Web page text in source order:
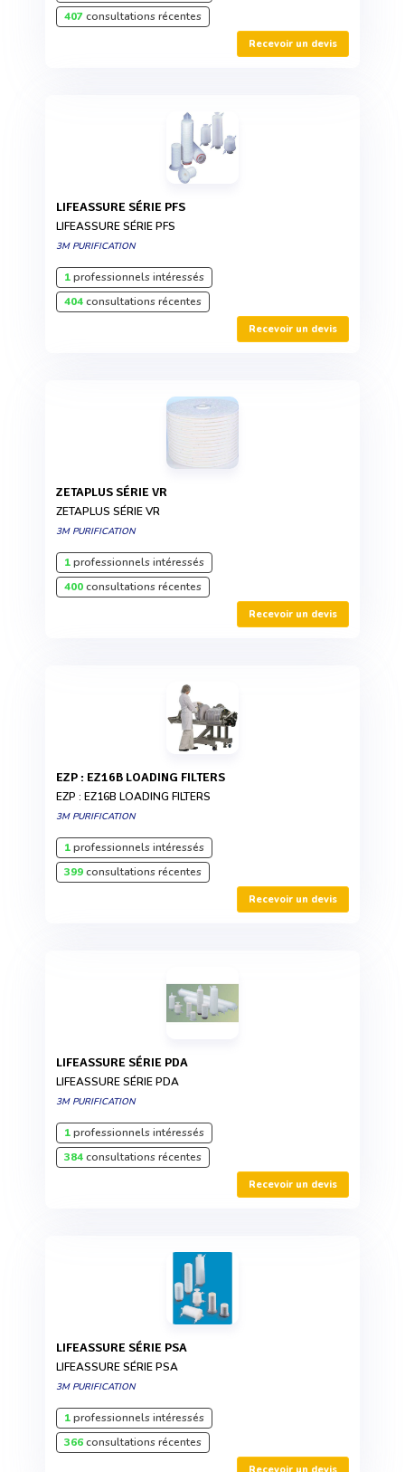
407consultations récentes
Recevoir un devis
LIFEASSURE SÉRIE PFS
LIFEASSURE SÉRIE PFS
3M PURIFICATION
1professionnels intéressés
404consultations récentes
Recevoir un devis
ZETAPLUS SÉRIE VR
ZETAPLUS SÉRIE VR
3M PURIFICATION
1professionnels intéressés
400consultations récentes
Recevoir un devis
EZP : EZ16B LOADING FILTERS
EZP : EZ16B LOADING FILTERS
3M PURIFICATION
1professionnels intéressés
399consultations récentes
Recevoir un devis
LIFEASSURE SÉRIE PDA
LIFEASSURE SÉRIE PDA
3M PURIFICATION
1professionnels intéressés
384consultations récentes
Recevoir un devis
LIFEASSURE SÉRIE PSA
LIFEASSURE SÉRIE PSA
3M PURIFICATION
1professionnels intéressés
366consultations récentes